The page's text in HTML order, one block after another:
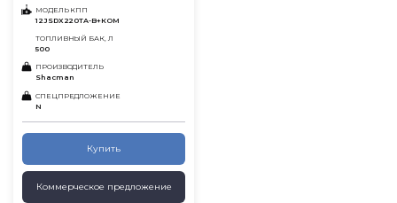
МОДЕЛЬ КПП
12JSDX220TA-B+КОМ
ТОПЛИВНЫЙ БАК, Л
500
ПРОИЗВОДИТЕЛЬ
Shacman
СПЕЦПРЕДЛОЖЕНИЕ
N
Купить
Коммерческое предложение